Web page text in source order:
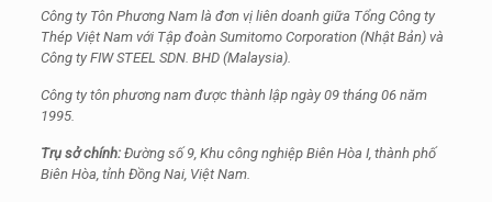
Công ty Tôn Phương Nam là đơn vị liên doanh giữa Tổng Công ty
Thép Việt Nam với Tập đoàn Sumitomo Corporation (Nhật Bản) và
Công ty FIW STEEL SDN. BHD (Malaysia).
Công ty tôn phương nam được thành lập ngày 09 tháng 06 năm
1995.
Trụ sở chính:Đường số 9, Khu công nghiệp Biên Hòa I, thành phố
Biên Hòa, tỉnh Đồng Nai, Việt Nam.